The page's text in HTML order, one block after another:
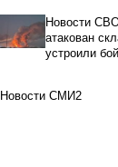
Новости
атакован
устроили
Новости СМИ2